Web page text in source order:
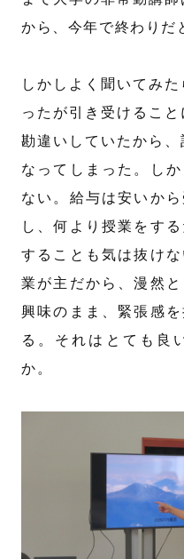
から、今年で終わりだ
しかしよく聞いてみ
ったが引き受けるこ
勘違いしていたから
なってしまった。し
ない。給与は安いか
し、何より授業をす
することも気は抜け
業が主だから、漫然
興味のまま、緊張感
る。それはとても良
か。